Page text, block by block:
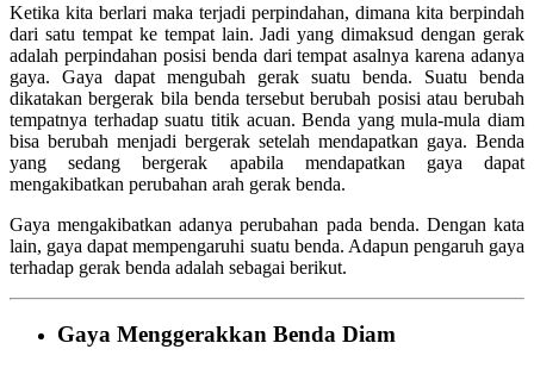
Ketika kita berlari maka terjadi perpindahan, dimana kita berpindah
dari satu tempat ke tempat lain. Jadi yang dimaksud dengan gerak
adalah perpindahan posisi benda dari tempat asalnya karena adanya
gaya. Gaya dapat mengubah gerak suatu benda. Suatu benda
dikatakan bergerak bila benda tersebut berubah posisi atau berubah
tempatnya terhadap suatu titik acuan. Benda yang mula-mula diam
bisa berubah menjadi bergerak setelah mendapatkan gaya. Benda
yang sedang bergerak apabila mendapatkan gaya dapat
mengakibatkan perubahan arah gerak benda.
Gaya mengakibatkan adanya perubahan pada benda. Dengan kata
lain, gaya dapat mempengaruhi suatu benda. Adapun pengaruh gaya
terhadap gerak benda adalah sebagai berikut.
Gaya Menggerakkan Benda Diam